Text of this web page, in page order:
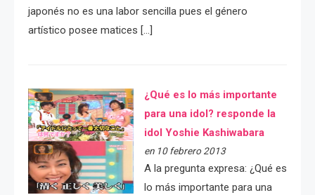
japonés no es una labor sencilla pues el género
artístico posee matices […]
¿Qué es lo más importante
para una idol? responde la
idol Yoshie Kashiwabara
en 10 febrero 2013
A la pregunta expresa: ¿Qué es
lo más importante para una